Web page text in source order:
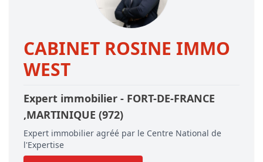
CABINET ROSINE IMMO
WEST
Expert immobilier - FORT-DE-FRANCE
,MARTINIQUE (972)
Expert immobilier agréé par le Centre National de
l'Expertise